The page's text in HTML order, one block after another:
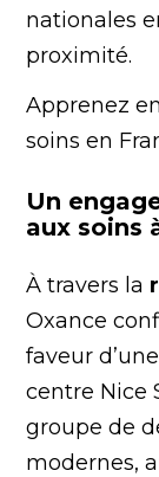
nationales
proximité.
Apprenez
soins en
Un
aux soins
À travers la
Oxance
faveur
centre Nice
groupe de
modernes,